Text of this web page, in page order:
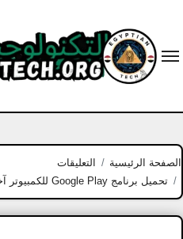
content
الصفحة الرئيسية
التعليقات
تحميل برنامج Google Play للكمبيوتر آخر إصدار 2023